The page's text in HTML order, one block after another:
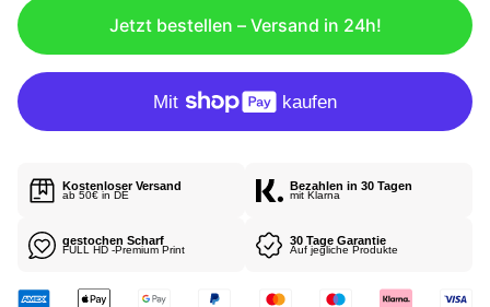
Ä
R
R
P
R
Jetzt bestellen – Versand in 24h!
Kostenloser Versand
ab 50€ in DE
Bezahlen in 30 Tagen
mit Klarna
gestochen Scharf
FULL HD -Premium Print
30 Tage Garantie
Auf jegliche Produkte